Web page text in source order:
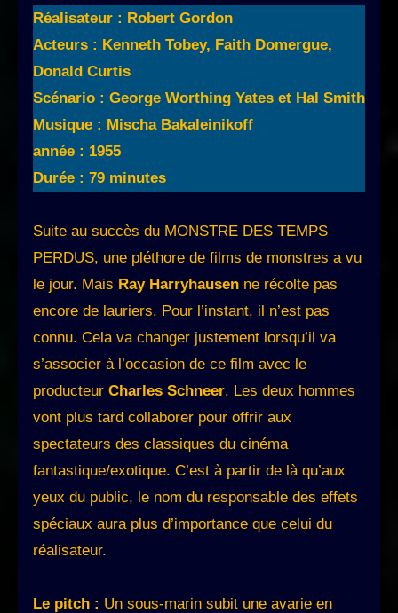
Réalisateur : Robert Gordon
Acteurs : Kenneth Tobey, Faith Domergue,
Donald Curtis
Scénario : George Worthing Yates et Hal Smith
Musique : Mischa Bakaleinikoff
année : 1955
Durée : 79 minutes
Suite au succès du MONSTRE DES TEMPS
PERDUS, une pléthore de films de monstres a vu
le jour. Mais Ray Harryhausen ne récolte pas
encore de lauriers. Pour l’instant, il n’est pas
connu. Cela va changer justement lorsqu’il va
s’associer à l’occasion de ce film avec le
producteur Charles Schneer. Les deux hommes
vont plus tard collaborer pour offrir aux
spectateurs des classiques du cinéma
fantastique/exotique. C’est à partir de là qu’aux
yeux du public, le nom du responsable des effets
spéciaux aura plus d’importance que celui du
réalisateur.
Le pitch : Un sous-marin subit une avarie en